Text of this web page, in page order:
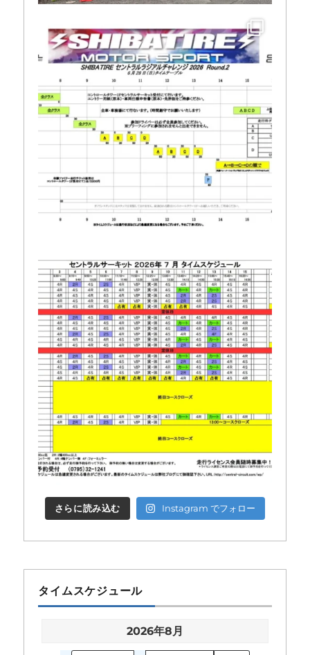
さらに読み込む Instagram でフォロー
タイムスケジュール
2026年8月